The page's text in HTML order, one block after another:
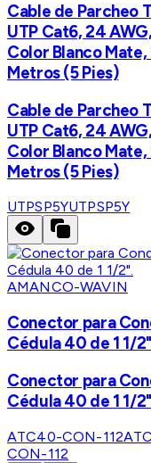
Cable de Parcheo
UTP Cat6, 24
Color Blanco Mate,
Metros (5 Pies)
Cable de Parcheo
UTP Cat6, 24
Color Blanco Mate,
Metros (5 Pies)
UTPSP5YUTPSP5Y
AMANCO-WAVIN
Conector para
Cédula 40 de 1 1/
Conector para
Cédula 40 de 1 1/
ATC40-CON-112
CON-112